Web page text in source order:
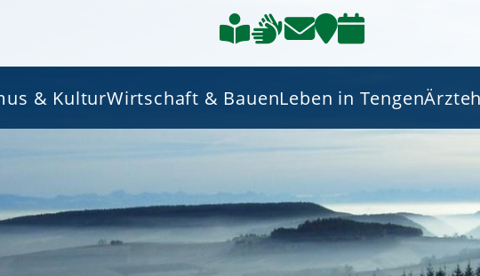
& KulturWirtschaft & BauenLeben in Tengen